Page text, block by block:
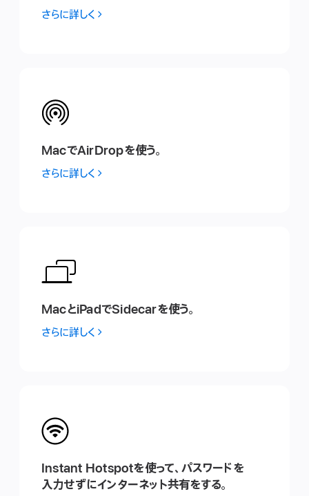
さらに詳しく
MacでAirDropを使 う 。
さらに詳しく
MacとiPad でSidecar を使 う 。
さらに詳しく
Instant Hotspotを 使 っ て 、パ ス ワ ー ド を
入 力 せ ず にイ ン タ ー ネ ッ ト共 有 をす る 。